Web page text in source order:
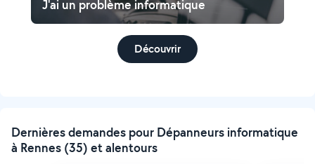
J'ai un problème informatique
Découvrir
Dernières demandes pour Dépanneurs informatique
à Rennes (35) et alentours